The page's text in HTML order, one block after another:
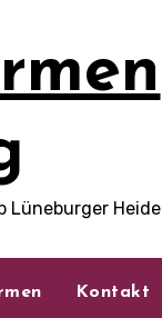
Lüneburger Heide
Kontakt